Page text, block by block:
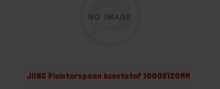
JUNG Pleisterspaan kunststof 1000X120MM